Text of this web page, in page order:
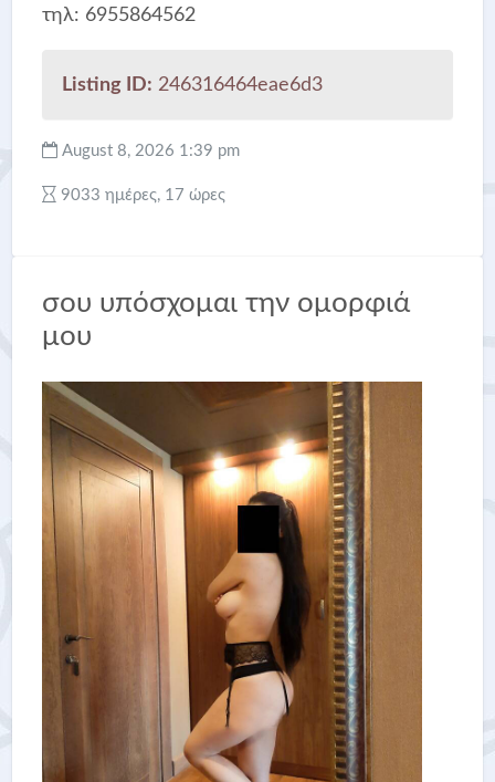
τηλ: 6955864562
Listing ID: 246316464eae6d3
August 8, 2026 1:39 pm
9033 ημέρες, 17 ώρες
σου υπόσχομαι την ομορφιά
μου